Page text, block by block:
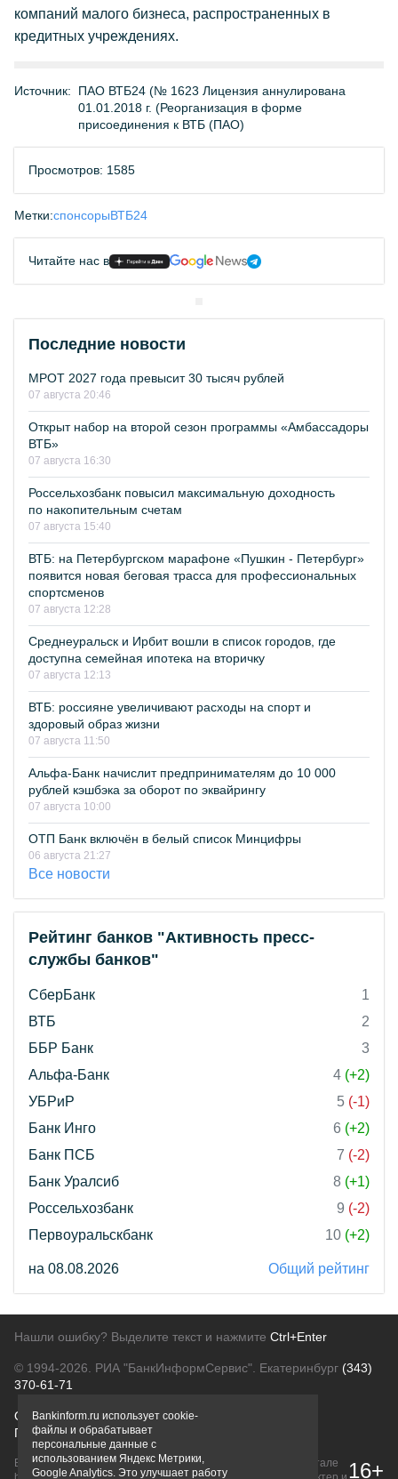
компаний малого бизнеса, распространенных в
кредитных учреждениях.
Источник:
ПАО ВТБ24 (№ 1623 Лицензия аннулирована
01.01.2018 г. (Реорганизация в форме
присоединения к ВТБ (ПАО)
Просмотров: 1585
Метки:спонсорыВТБ24
Читайте нас в
Последние новости
МРОТ 2027 года превысит 30 тысяч рублей
07 августа 20:46
Открыт набор на второй сезон программы «Амбассадоры
ВТБ»
07 августа 16:30
Россельхозбанк повысил максимальную доходность
по накопительным счетам
07 августа 15:40
ВТБ: на Петербургском марафоне «Пушкин - Петербург»
появится новая беговая трасса для профессиональных
спортсменов
07 августа 12:28
Среднеуральск и Ирбит вошли в список городов, где
доступна семейная ипотека на вторичку
07 августа 12:13
ВТБ: россияне увеличивают расходы на спорт и
здоровый образ жизни
07 августа 11:50
Альфа-Банк начислит предпринимателям до 10 000
рублей кэшбэка за оборот по эквайрингу
07 августа 10:00
ОТП Банк включён в белый список Минцифры
06 августа 21:27
Все новости
Рейтинг банков "Активность пресс-
службы банков"
СберБанк
1
ВТБ
2
ББР Банк
3
Альфа-Банк
4 (+2)
УБРиР
5 (-1)
Банк Инго
6 (+2)
Банк ПСБ
7 (-2)
Банк Уралсиб
8 (+1)
Россельхозбанк
9 (-2)
Первоуральскбанк
10 (+2)
на 08.08.2026 Общий рейтинг
Нашли ошибку? Выделите текст и нажмите Ctrl+Enter
© 1994-2026. РИА "БанкИнформСервис". Екатеринбург (343)
370-61-71
О проектеПолитика конфиденциальности
Правовая информацияДля рекламодателей
Вся информация о продуктах банков, размещенная на портале
16+
Bankinform.ru использует cookie-
файлы и обрабатывает
персональные данные с
использованием Яндекс Метрики,
Google Analytics. Это улучшает работу